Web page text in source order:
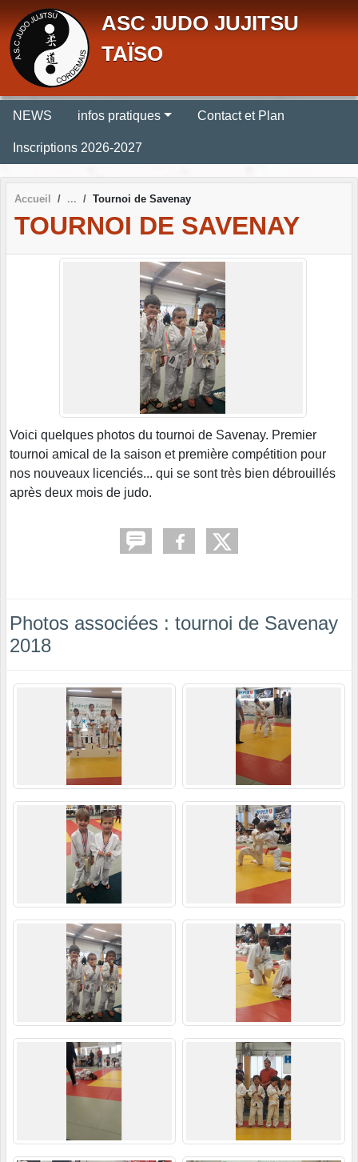
ASC JUDO JUJITSU
TAÏSO
NEWS infos pratiques Contact et Plan
Inscriptions 2026-2027
Accueil Tournoi de Savenay
TOURNOI DE SAVENAY
Voici quelques photos du tournoi de Savenay. Premier
tournoi amical de la saison et première compétition pour
nos nouveaux licenciés... qui se sont très bien débrouillés
après deux mois de judo.
Photos associées : tournoi de Savenay
2018
Panneau de gestion des cookies